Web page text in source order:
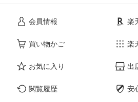
会員情報
買い物かご
お気に入り
閲覧履歴
楽
楽
出
安